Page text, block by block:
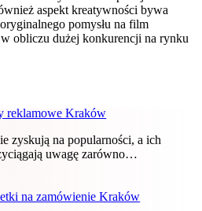
aspekt kreatywności bywa
pomysłu na film
obliczu dużej konkurencji na rynku
reklamowe Kraków
zyskują na popularności, a ich
uwagę zarówno…
na zamówienie Kraków